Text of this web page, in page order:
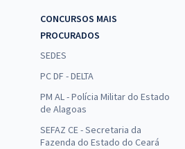
CONCURSOS MAIS
PROCURADOS
SEDES
PC DF - DELTA
PM AL - Polícia Militar do Estado
de Alagoas
SEFAZ CE - Secretaria da
Fazenda do Estado do Ceará